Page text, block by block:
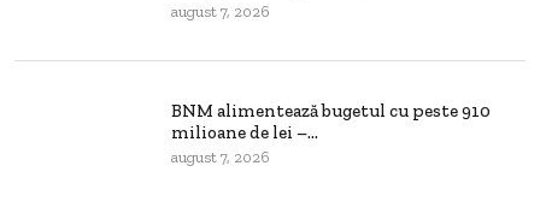
august 7, 2026
BNM alimentează bugetul cu peste 910
milioane de lei –...
august 7, 2026